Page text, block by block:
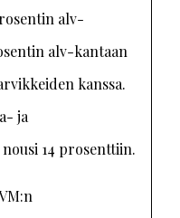
alv-
alv-kantaan
kanssa.
ja
14 prosenttiin.